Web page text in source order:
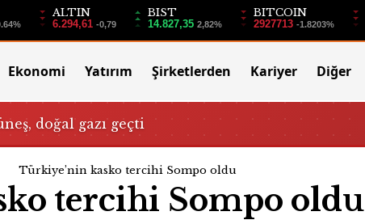
ALTIN
6.294,61 -0,79
BIST
14.827,35 2,82%
BITCOIN
2927713 -1.8203%
Ekonomi Yatırım Şirketlerden Kariyer Diğer
doğal gazı geçti
Türkiye’nin kasko tercihi Sompo oldu
tercihi Sompo oldu